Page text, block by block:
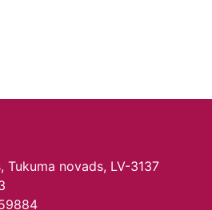
Tukuma novads, LV-3137